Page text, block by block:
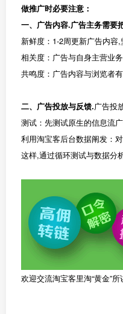
做推广时必要注意：
一、广告内容.广告主务需要
新鲜度：1-2周更新广告内容
相关度：广告与自身主营业
共鸣度：广告内容与浏览者
二、广告投放与反馈.广告投
测试：先测试原生的信息流
利用淘宝客后台数据阐发：
这样,通过循环测试与数据分
欢迎交流淘宝客里淘“黄金”